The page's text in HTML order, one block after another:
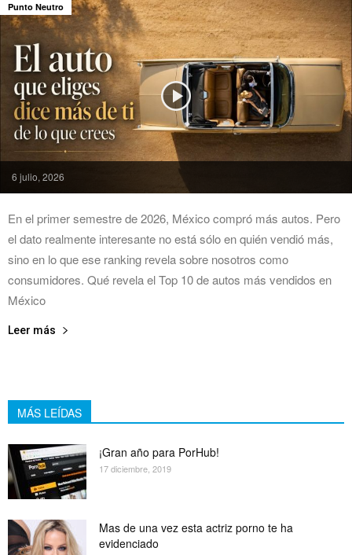
6 julio, 2026
Punto Neutro
En el primer semestre de 2026, México compró más autos. Pero
el dato realmente interesante no está sólo en quién vendió más,
sino en lo que ese ranking revela sobre nosotros como
consumidores. Qué revela el Top 10 de autos más vendidos en
México
Leer más
MÁS LEÍDAS
¡Gran año para PorHub!
17 diciembre, 2019
Mas de una vez esta actriz porno te ha
evidenciado